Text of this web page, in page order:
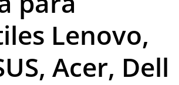
Lenovo,
Acer, Dell